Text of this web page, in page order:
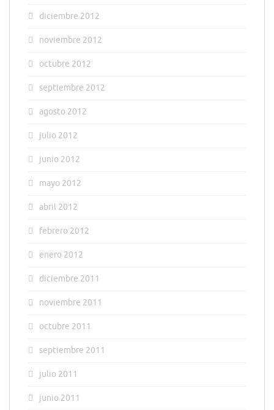
diciembre 2012
noviembre 2012
octubre 2012
septiembre 2012
agosto 2012
julio 2012
junio 2012
mayo 2012
abril 2012
febrero 2012
enero 2012
diciembre 2011
noviembre 2011
octubre 2011
septiembre 2011
julio 2011
junio 2011